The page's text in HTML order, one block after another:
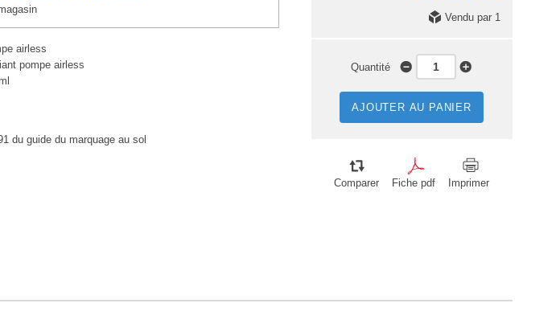
airless
pompe airless
du guide du marquage au sol
Vendu par 1
Quantité
AJOUTER AU PANIER
Comparer Fiche pdf Imprimer